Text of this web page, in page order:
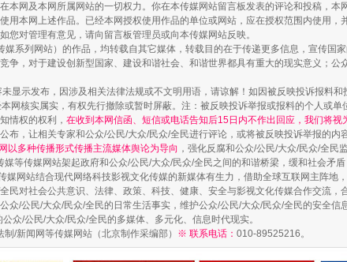
实 一纸欠条伤亲情 巡回调解促和解..
本网及本网所属网站的一切权力。你在本传媒网站留言板发表的评论和投稿，
用本网上述作品。已经本网授权使用作品的单位或网站，应在授权范围内使用，
您对管理有意见，请向留言板管理员或向本传媒网站反映。
媒系列网站）的作品，均转载自其它媒体，转载目的在于传递更多信息，宣传国
争，对于建设创新型国家、建设和谐社会、和谐世界都具有重大的现实意义；公
显示发布，因涉及相关法律法规或不文明用语，请谅解！如因被反映投诉报料
网核实属实，有权先行撤除或暂时屏蔽。注：被反映投诉举报或报料的个人或
情权的权利， 在收到本网信函、短信或电话告知后15日内不作出回应，我们将视
布，让相关专家和公众/公民/大众/民众/全民进行评论，或将被反映投诉举报的
以多种传播形式传播主流媒体舆论为导向 ，强化反腐和公众/公民/大众/民众/全民
等传媒网站架起政府和公众/公民/大众/民众/全民之间的和谐桥梁，缓和社会矛
媒网站结合现代网络科技影视文化传媒的新媒体有生力，借助全球互联网主阵地
民对社会公共意识、法律、政策、科技、健康、安全与影视文化传媒合作交流，
众/公民/大众/民众/全民的日常生活事实，维护公众/公民/大众/民众/全民的安全
众/公民/大众/民众/全民的多媒体、多元化、信息时代现实。
/新闻网等传媒网站（北京制作采编部） ※ 联系电话： 010-89525216。